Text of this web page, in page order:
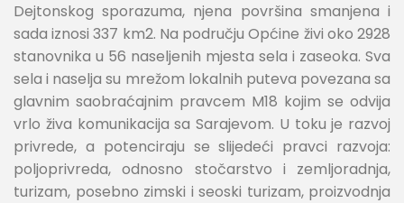
Dejtonskog sporazuma, njena površina smanjena i
sada iznosi 337 km2. Na području Općine živi oko 2928
stanovnika u 56 naseljenih mjesta sela i zaseoka. Sva
sela i naselja su mrežom lokalnih puteva povezana sa
glavnim saobraćajnim pravcem M18 kojim se odvija
vrlo živa komunikacija sa Sarajevom. U toku je razvoj
privrede, a potenciraju se slijedeći pravci razvoja:
poljoprivreda, odnosno stočarstvo i zemljoradnja,
turizam, posebno zimski i seoski turizam, proizvodnja